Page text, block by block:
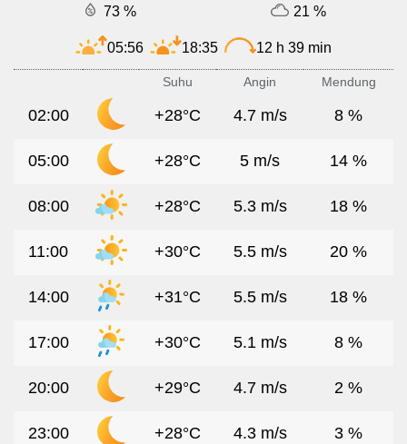
73 %
21 %
05:56 18:35 12 h 39 min
Suhu Angin Mendung
02:00 +28°C 4.7 m/s 8 %
05:00 +28°C 5 m/s 14 %
08:00 +28°C 5.3 m/s 18 %
11:00 +30°C 5.5 m/s 20 %
14:00 +31°C 5.5 m/s 18 %
17:00 +30°C 5.1 m/s 8 %
20:00 +29°C 4.7 m/s 2 %
23:00 +28°C 4.3 m/s 3 %